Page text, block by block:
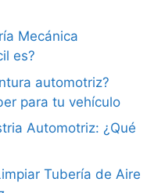
Mecánica
es?
automotriz?
para tu vehículo
Automotriz: ¿Qué
Tubería de Aire